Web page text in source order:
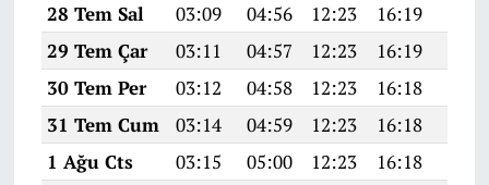
28 Tem Sal
03:09 04:56 12:23 16:19
29 Tem Çar
03:11 04:57 12:23 16:19
30 Tem Per
03:12 04:58 12:23 16:18
31 Tem Cum
03:14 04:59 12:23 16:18
1 Ağu Cts
03:15 05:00 12:23 16:18